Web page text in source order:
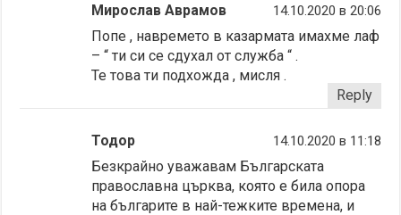
Мирослав Аврамов 14.10.2020 в 20:06
Попе , навремето в казармата имахме лаф
– “ ти си се сдухал от служба “ .
Те това ти подхожда , мисля .
Reply
Тодор 14.10.2020 в 11:18
Безкрайно уважавам Българската
православна църква, която е била опора
на българите в най-тежките времена, и